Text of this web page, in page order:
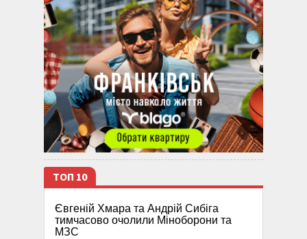
ТОП 10
Євгеній Хмара та Андрій Сибіга
тимчасово очолили Міноборони та
МЗС